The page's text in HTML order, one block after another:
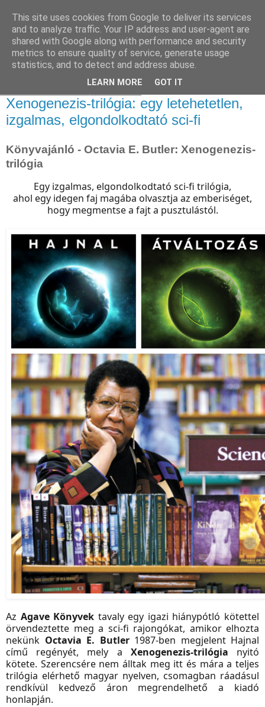
Xenogenezis-trilógia: egy letehetetlen,
izgalmas, elgondolkodtató sci-fi
Könyvajánló - Octavia E. Butler: Xenogenezis-
trilógia
Egy izgalmas, elgondolkodtató sci-fi trilógia,
ahol egy idegen faj magába olvasztja az emberiséget,
hogy megmentse a fajt a pusztulástól.
Az Agave Könyvek tavaly egy igazi hiánypótló kötettel
örvendeztette meg a sci-fi rajongókat, amikor elhozta
nekünk Octavia E. Butler1987-ben megjelent Hajnal
című regényét, mely a Xenogenezis-trilógia nyitó
kötete. Szerencsére nem álltak meg itt és mára a teljes
trilógia elérhető magyar nyelven, csomagban ráadásul
rendkívül kedvező áron megrendelhető a kiadó
honlapján.
This site uses cookies from Google to deliver its services
and to analyze traffic. Your IP address and user-agent are
shared with Google along with performance and security
metrics to ensure quality of service, generate usage
statistics, and to detect and address abuse.
LEARN MORE GOT IT